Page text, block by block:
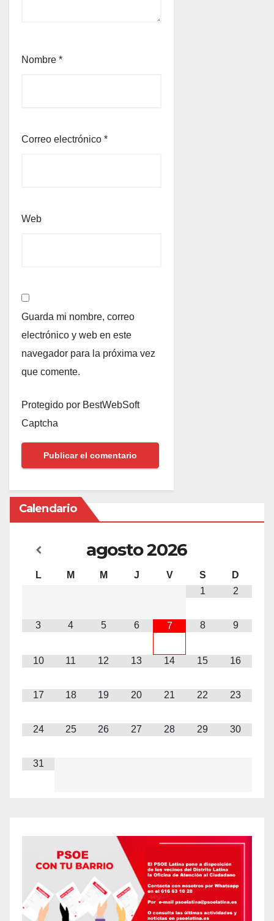
Nombre *
Correo electrónico *
Web
Guarda mi nombre, correo
electrónico y web en este
navegador para la próxima vez
que comente.
Protegido por BestWebSoft
Captcha
Calendario
agosto2026
L M M J V S
D
1
2
3 4 5 6 7 8 9
10 11 12 13 14 15 16
17 18 19 20 21 22 23
24 25 26 27 28 29 30
31